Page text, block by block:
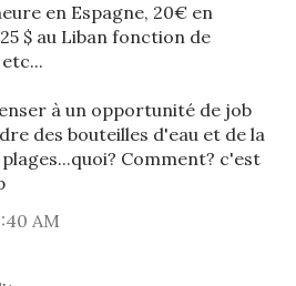
en Espagne, 20€ en
$ au Liban fonction de
à un opportunité de job
des bouteilles d'eau et de la
Comment? c'est
AM